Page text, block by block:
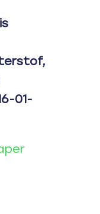
01-